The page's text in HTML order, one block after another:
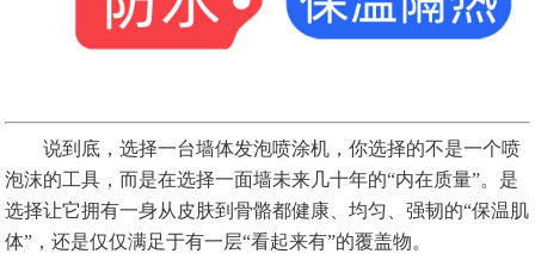
说到底，选择一台墙体发泡喷涂机，你选择的不是一个喷
泡沫的工具，而是在选择一面墙未来几十年的“内在质量”。是
选择让它拥有一身从皮肤到骨骼都健康、均匀、强韧的“保温肌
体”，还是仅仅满足于有一层“看起来有”的覆盖物。